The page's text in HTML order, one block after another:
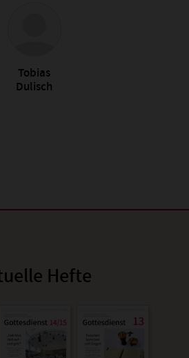
Tobias
Dulisch
Hefte